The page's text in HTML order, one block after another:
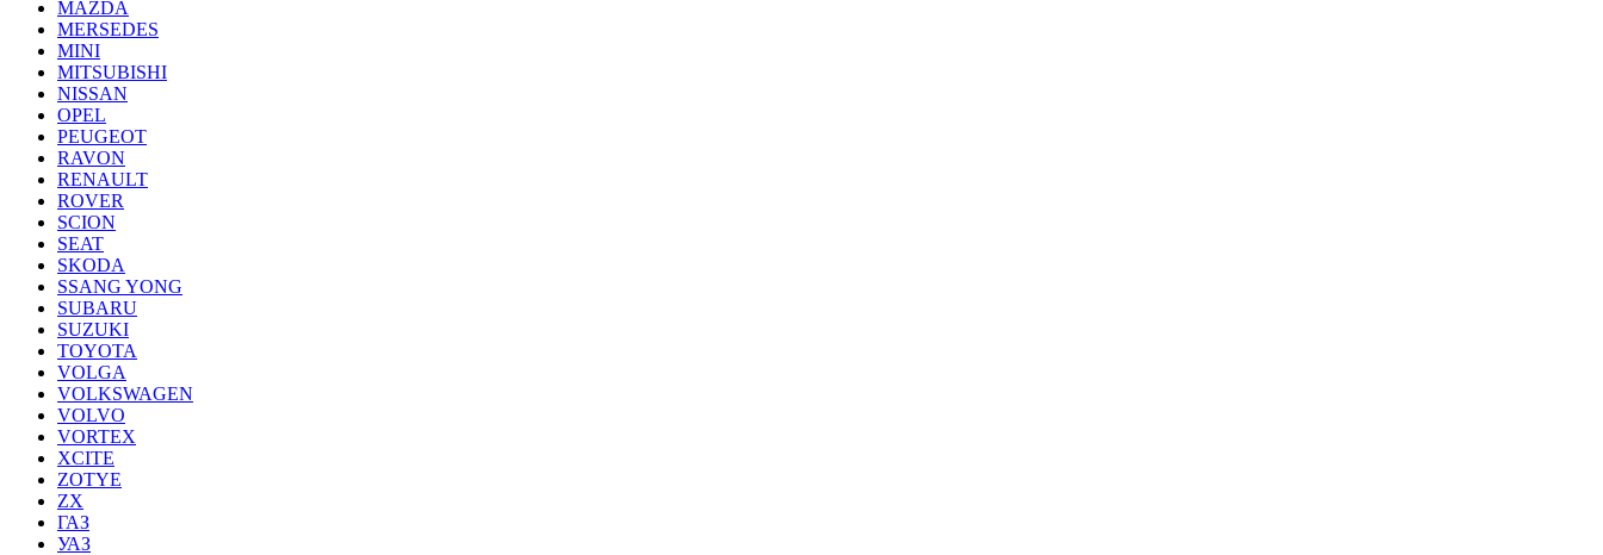
MAZDA
MERSEDES
MINI
MITSUBISHI
NISSAN
OPEL
PEUGEOT
RAVON
RENAULT
ROVER
SCION
SEAT
SKODA
SSANG YONG
SUBARU
SUZUKI
TOYOTA
VOLGA
VOLKSWAGEN
VOLVO
VORTEX
XCITE
ZOTYE
ZX
ГАЗ
УАЗ